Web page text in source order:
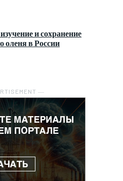
и сохранение
оленя в России
―